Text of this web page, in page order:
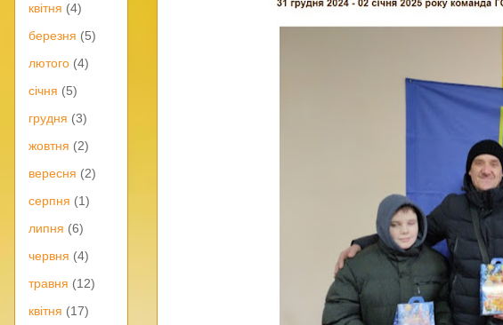
квітня (4)
березня (5)
лютого (4)
січня (5)
грудня (3)
жовтня (2)
вересня (2)
серпня (1)
липня (6)
червня (4)
травня (12)
квітня (17)